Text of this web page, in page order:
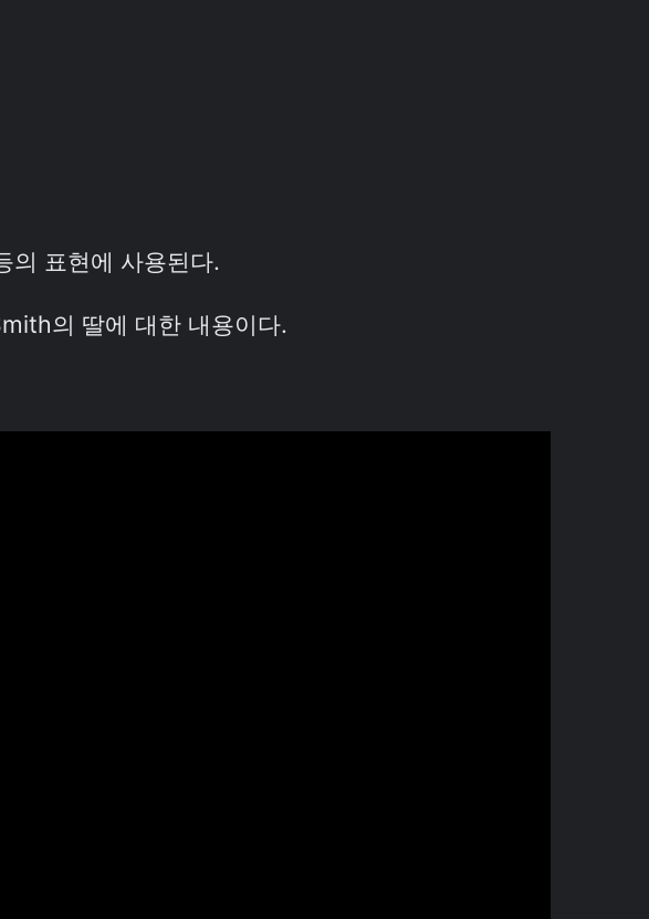
표현에 사용된다.
의 딸에 대한 내용이다.